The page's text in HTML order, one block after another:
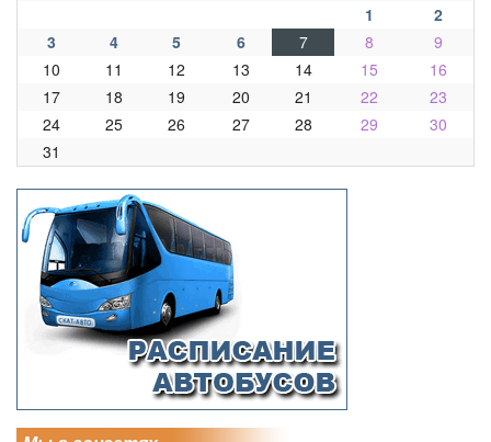
1
2
3
4 5 6 7 8
9
10
11 12 13 14 15
16
17
18 19 20 21 22
23
24
25 26 27 28 29
30
31